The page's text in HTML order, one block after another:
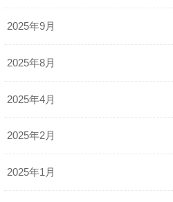
2025年9月
2025年8月
2025年4月
2025年2月
2025年1月